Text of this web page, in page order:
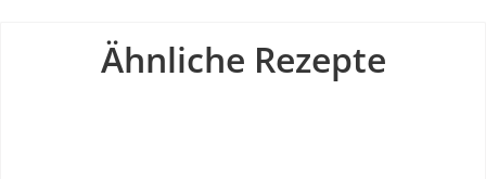
Ähnliche Rezepte